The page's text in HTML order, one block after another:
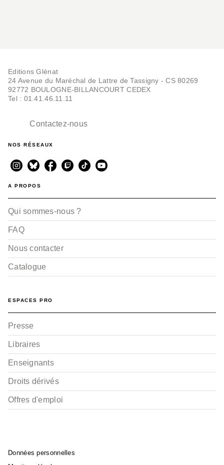
Editions Glénat
24 Avenue du Maréchal de Lattre de Tassigny - CS 80269
92772 BOULOGNE-BILLANCOURT CEDEX
Tel : 01.41.46.11.11
Contactez-nous
NOS RÉSEAUX
A PROPOS
Qui sommes-nous ?
FAQ
Nous contacter
Catalogue
ESPACES PRO
Presse
Libraires
Enseignants
Droits dérivés
Offres d'emploi
Données personnelles